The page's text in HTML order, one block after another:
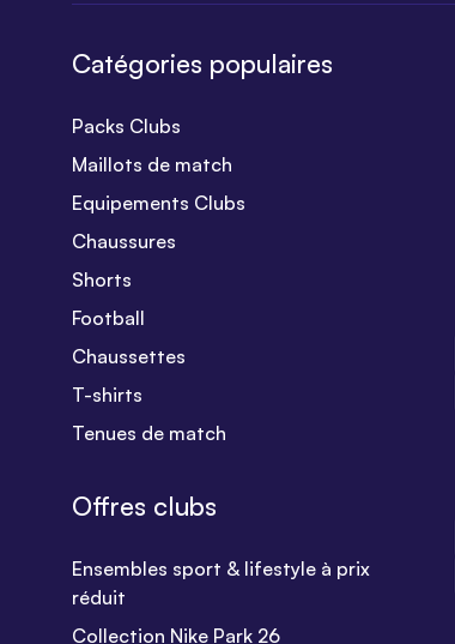
Catégories populaires
Packs Clubs
Maillots de match
Equipements Clubs
Chaussures
Shorts
Football
Chaussettes
T-shirts
Tenues de match
Offres clubs
Ensembles sport & lifestyle à prix
réduit
Collection Nike Park 26